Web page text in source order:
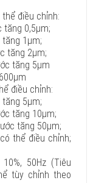
điều chỉnh:
tăng 0,5μm;
1μm;
tăng 2μm;
tăng 5μm
điều chỉnh:
5μm;
tăng 10μm;
tăng 50μm;
thể điều chỉnh;
50Hz (Tiêu
tùy chỉnh theo